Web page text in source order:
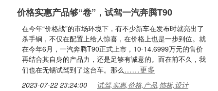
价格实惠产品够“卷”，试驾一汽奔腾T90
在今年“价格战”的市场环境下，有不少新车在发布时就亮出了
杀手锏，不仅在配置上给人惊喜，在价格上也是一步到位。就
在今年6月，一汽奔腾T90正式上市，10-14.6999万元的售价
再结合其自身的产品力，还是足够有诚意的。而在前不久，我
们也在无锡试驾到了这台车。那么……更多
2023-07-22 23:24:00 试驾,实惠,价格,产品,饰板,设计